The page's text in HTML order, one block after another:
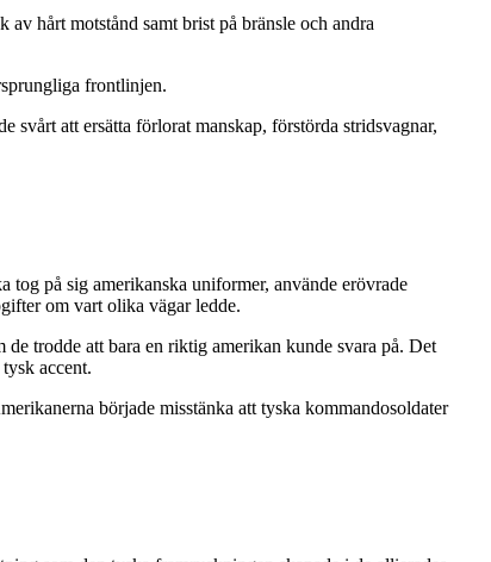
hårt motstånd samt brist på bränsle och andra
frontlinjen.
svårt att ersätta förlorat manskap, förstörda stridsvagnar,
tog på sig amerikanska uniformer, använde erövrade
om vart olika vägar ledde.
trodde att bara en riktig amerikan kunde svara på. Det
accent.
började misstänka att tyska kommandosoldater